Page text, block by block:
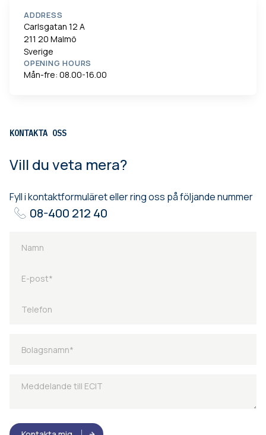
ADDRESS
Carlsgatan 12 A
211 20 Malmö
Sverige
OPENING HOURS
Mån-fre: 08.00-16.00
KONTAKTA OSS
Vill du veta mera?
Fyll i kontaktformuläret eller ring oss på följande nummer
08-400 212 40